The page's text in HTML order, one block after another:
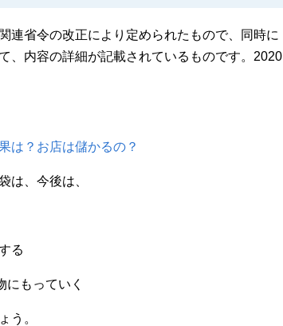
連省令の改正により定められたもので、同時に
、内容の詳細が記載されているものです。2020
は？お店は儲かるの？
は、今後は、
る
もっていく
う。